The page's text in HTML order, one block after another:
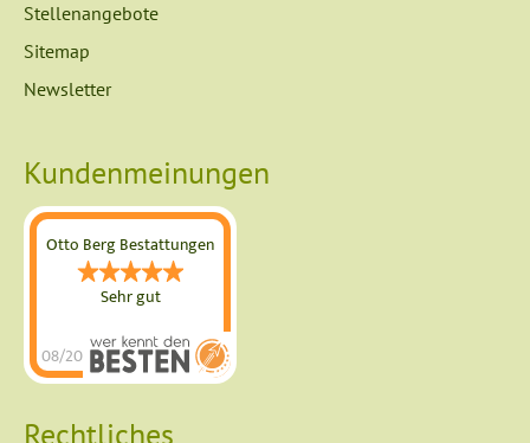
Stellenangebote
Sitemap
Newsletter
Kundenmeinungen
Otto Berg Bestattungen
Sehr gut
08/2026
Otto Berg
hat4.89
Rechtliches